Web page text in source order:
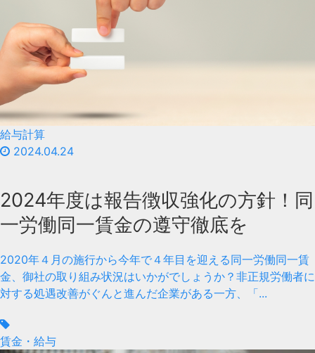
給与計算
2024.04.24
2024年度は報告徴収強化の方針！同
一労働同一賃金の遵守徹底を
2020年４月の施行から今年で４年目を迎える同一労働同一賃
金、御社の取り組み状況はいかがでしょうか？非正規労働者に
対する処遇改善がぐんと進んだ企業がある一方、「...
賃金・給与